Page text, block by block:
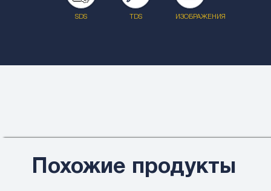
SDS TDS ИЗОБРАЖЕНИЯ
Похожие продукты